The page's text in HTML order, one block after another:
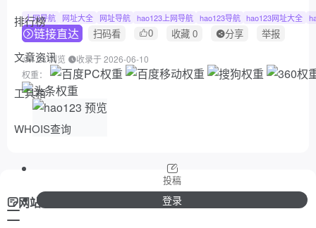
排行榜
文章资讯
工具箱
WHOIS查询
投稿
登录
上网导航 网址大全 网址导航 hao123上网导航 hao123导航 hao123网址大全
链接直达 扫码看 0 收藏 0 分享 举报
1.2k 浏览
收录于 2026-06-10
权重：
网站介绍